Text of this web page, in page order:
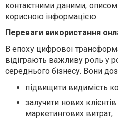
контактними даними, описом
корисною інформацією.
Переваги використання
В епоху цифрової
відіграють важливу роль у
середнього бізнесу. Вони
підвищити видимість
залучити нових
маркетингових витрат;